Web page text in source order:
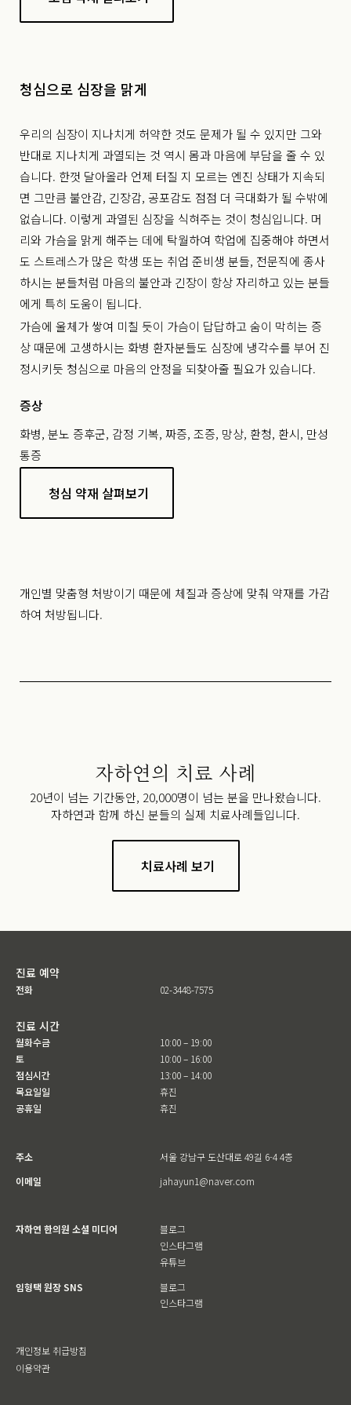
청심으로 심장을 맑게
우리의 심장이 지나치게 허약한 것도 문제가 될 수 있지만 그와
반대로 지나치게 과열되는 것 역시 몸과 마음에 부담을 줄 수 있
습니다. 한껏 달아올라 언제 터질 지 모르는 엔진 상태가 지속되
면 그만큼 불안감, 긴장감, 공포감도 점점 더 극대화가 될 수밖에
없습니다. 이렇게 과열된 심장을 식혀주는 것이 청심입니다. 머
리와 가슴을 맑게 해주는 데에 탁월하여 학업에 집중해야 하면서
도 스트레스가 많은 학생 또는 취업 준비생 분들, 전문직에 종사
하시는 분들처럼 마음의 불안과 긴장이 항상 자리하고 있는 분들
에게 특히 도움이 됩니다.
가슴에 울체가 쌓여 미칠 듯이 가슴이 답답하고 숨이 막히는 증
상 때문에 고생하시는 화병 환자분들도 심장에 냉각수를 부어 진
정시키듯 청심으로 마음의 안정을 되찾아줄 필요가 있습니다.
증상
화병, 분노 증후군, 감정 기복, 짜증, 조증, 망상, 환청, 환시, 만성
통증
청심 약재 살펴보기
개인별 맞춤형 처방이기 때문에 체질과 증상에 맞춰 약재를 가감
하여 처방됩니다.
자하연의 치료 사례
20년이 넘는 기간동안, 20,000명이 넘는 분을 만나왔습니다.
자하연과 함께 하신 분들의 실제 치료사례들입니다.
치료사례 보기
진료 예약
전화 02-3448-7575
진료 시간
월화수금
토
점심시간
목요일일
공휴일
10:00 – 19:00
10:00 – 16:00
13:00 – 14:00
휴진
휴진
주소
서울 강남구 도산대로 49길 6-4 4층
이메일
jahayun1@naver.com
자하연 한의원 소셜 미디어
블로그
인스타그램
유튜브
임형택 원장 SNS
블로그
인스타그램
개인정보 취급방침
이용약관